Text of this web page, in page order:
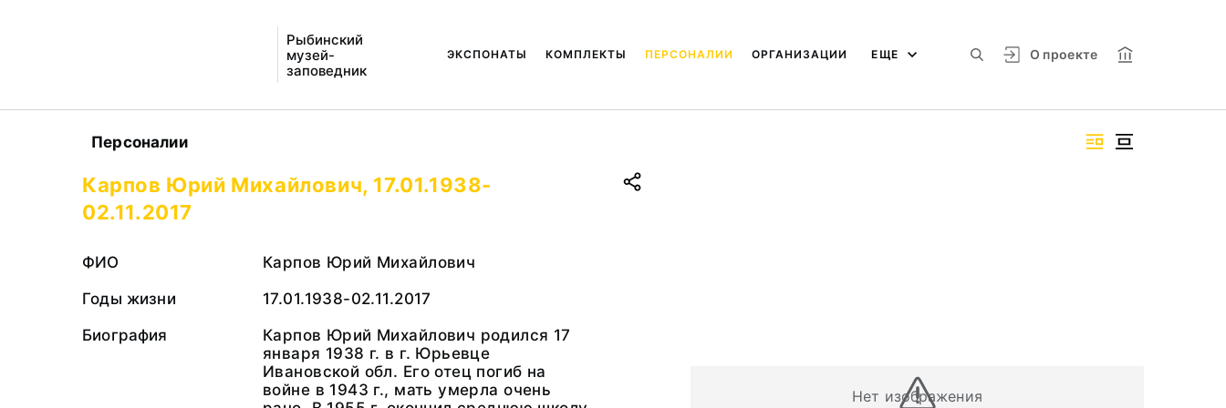
Рыбинский
музей-
заповедник
О проекте
ЭКСПОНАТЫ КОМПЛЕКТЫ ПЕРСОНАЛИИ ОРГАНИЗАЦИИ ЕЩЕ
Персоналии
Нет изображения
Карпов Юрий Михайлович, 17.01.1938-
02.11.2017
ФИО
Карпов Юрий Михайлович
Годы жизни
17.01.1938-02.11.2017
Биография
Карпов Юрий Михайлович родился 17
января 1938 г. в г. Юрьевце
Ивановской обл. Его отец погиб на
войне в 1943 г., мать умерла очень